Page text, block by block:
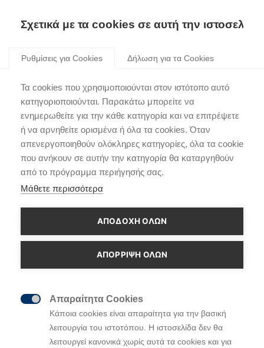
Σχετικά με τα cookies σε αυτή την ιστοσελίδα
Ρυθμίσεις για Cookies Δήλωση για τα Cookies
Τα cookies που χρησιμοποιούνται στον ιστότοπο αυτό
κατηγοριοποιούνται. Παρακάτω μπορείτε να
ενημερωθείτε για την κάθε κατηγορία και να επιτρέψετε
ή να αρνηθείτε ορισμένα ή όλα τα cookies. Όταν
απενεργοποιηθούν ολόκληρες κατηγορίες, όλα τα cookie
που ανήκουν σε αυτήν την κατηγορία θα καταργηθούν
από το πρόγραμμα περιήγησής σας.
Μάθετε περισσότερα
ΑΠΟΔΟΧΗ ΟΛΩΝ
ΑΠΌΡΡΙΨΗ ΌΛΩΝ
Απαραίτητα Cookies
Κάποια cookies είναι απαραίτητα για την βασική
λειτουργία του ιστοτόπου. Η ιστοσελίδα δεν θα
λειτουργεί κανονικά χωρίς αυτά τα cookies και για
Ypres Rally Βελγίου